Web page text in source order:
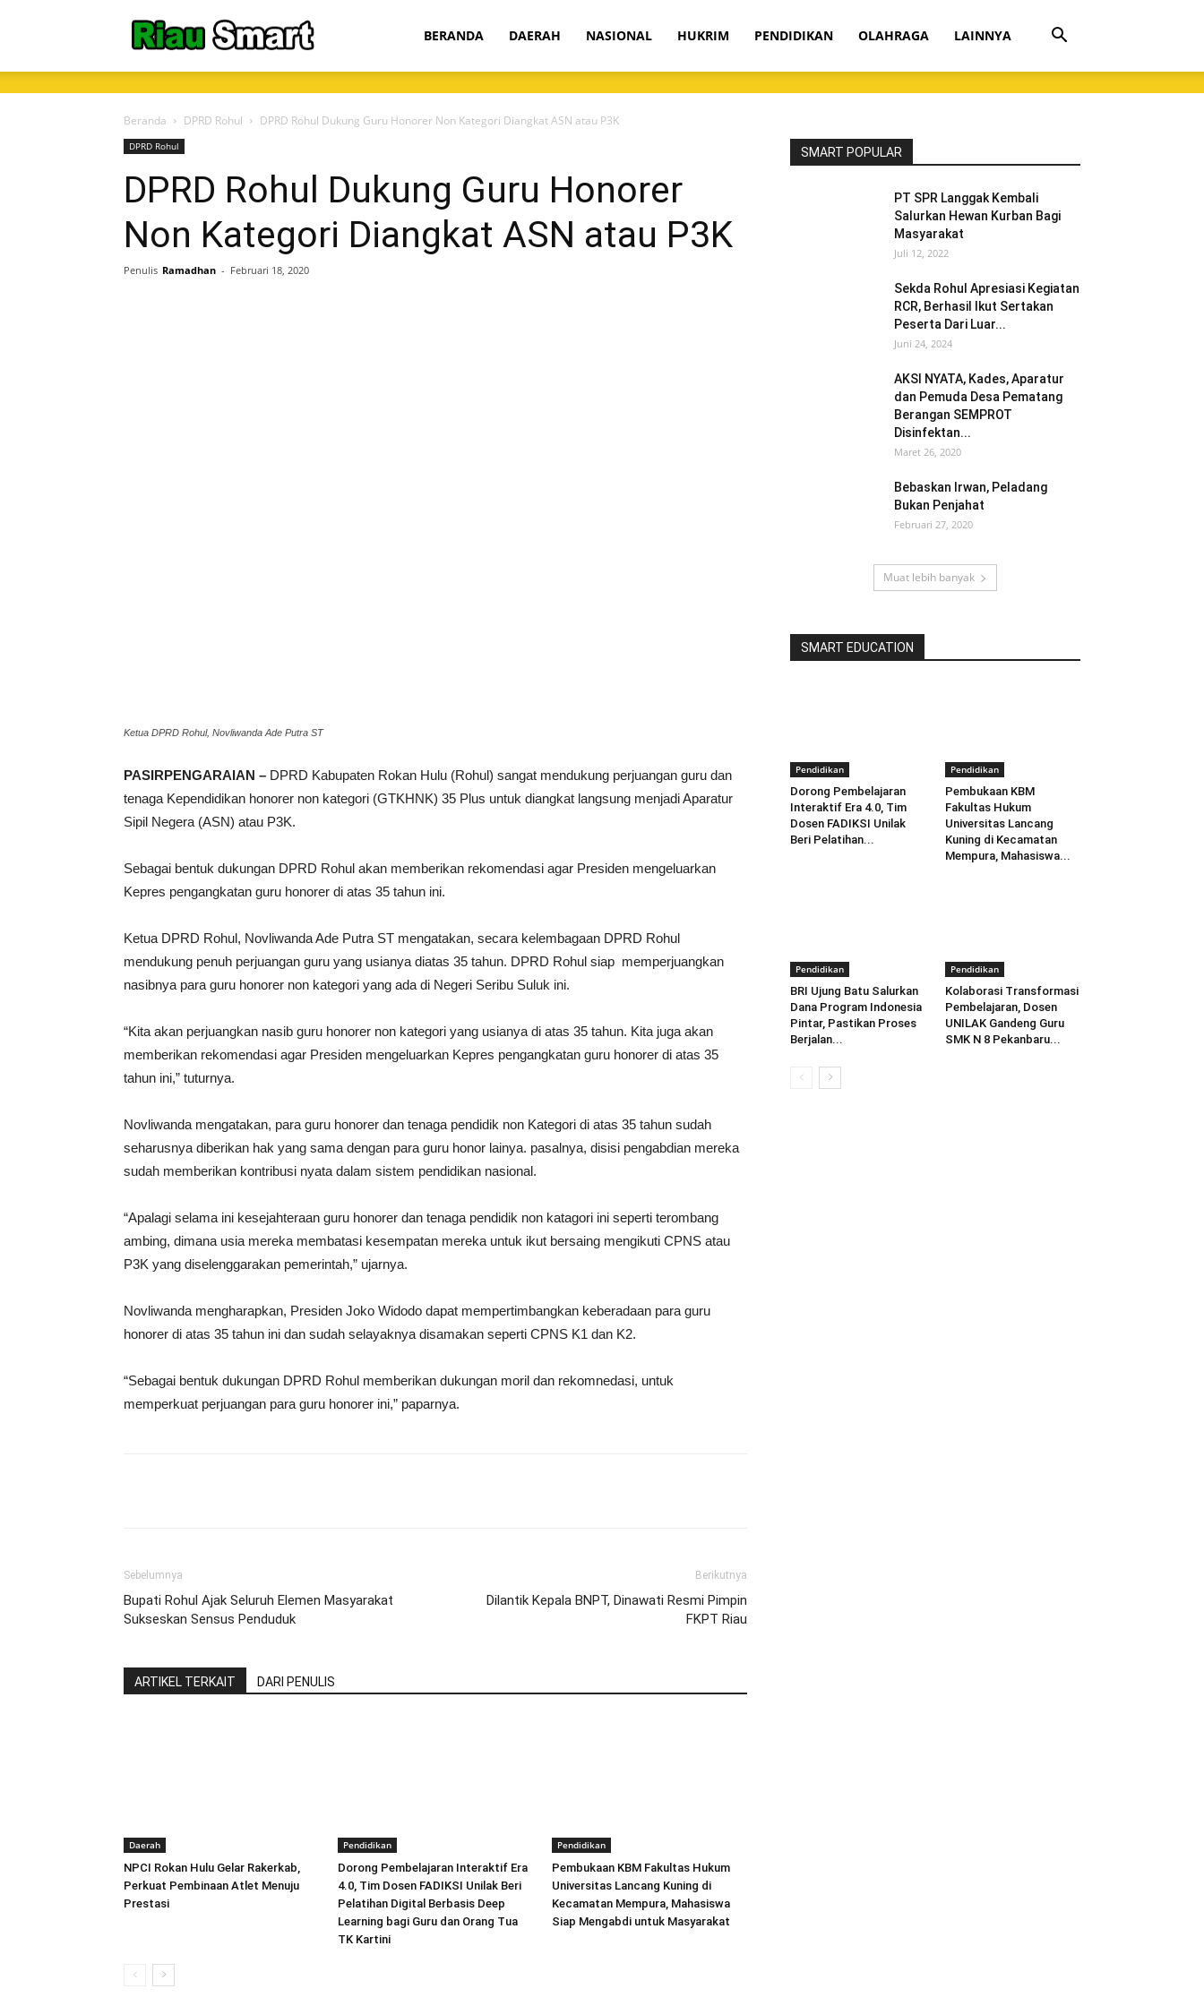
BERANDA DAERAH NASIONAL HUKRIM PENDIDIKAN OLAHRAGA LAINNYA
Beranda DPRD Rohul DPRD Rohul Dukung Guru Honorer Non Kategori Diangkat ASN atau P3K
DPRD Rohul
DPRD Rohul Dukung Guru Honorer
Non Kategori Diangkat ASN atau P3K
Penulis Ramadhan - Februari 18, 2020
Ketua DPRD Rohul, Novliwanda Ade Putra ST
PASIRPENGARAIAN – DPRD Kabupaten Rokan Hulu (Rohul) sangat mendukung perjuangan guru dan
tenaga Kependidikan honorer non kategori (GTKHNK) 35 Plus untuk diangkat langsung menjadi Aparatur
Sipil Negera (ASN) atau P3K.
Sebagai bentuk dukungan DPRD Rohul akan memberikan rekomendasi agar Presiden mengeluarkan
Kepres pengangkatan guru honorer di atas 35 tahun ini.
Ketua DPRD Rohul, Novliwanda Ade Putra ST mengatakan, secara kelembagaan DPRD Rohul
mendukung penuh perjuangan guru yang usianya diatas 35 tahun. DPRD Rohul siap memperjuangkan
nasibnya para guru honorer non kategori yang ada di Negeri Seribu Suluk ini.
“Kita akan perjuangkan nasib guru honorer non kategori yang usianya di atas 35 tahun. Kita juga akan
memberikan rekomendasi agar Presiden mengeluarkan Kepres pengangkatan guru honorer di atas 35
tahun ini,” tuturnya.
Novliwanda mengatakan, para guru honorer dan tenaga pendidik non Kategori di atas 35 tahun sudah
seharusnya diberikan hak yang sama dengan para guru honor lainya. pasalnya, disisi pengabdian mereka
sudah memberikan kontribusi nyata dalam sistem pendidikan nasional.
“Apalagi selama ini kesejahteraan guru honorer dan tenaga pendidik non katagori ini seperti terombang
ambing, dimana usia mereka membatasi kesempatan mereka untuk ikut bersaing mengikuti CPNS atau
P3K yang diselenggarakan pemerintah,” ujarnya.
Novliwanda mengharapkan, Presiden Joko Widodo dapat mempertimbangkan keberadaan para guru
honorer di atas 35 tahun ini dan sudah selayaknya disamakan seperti CPNS K1 dan K2.
“Sebagai bentuk dukungan DPRD Rohul memberikan dukungan moril dan rekomnedasi, untuk
memperkuat perjuangan para guru honorer ini,” paparnya.
Sebelumnya
Bupati Rohul Ajak Seluruh Elemen Masyarakat
Sukseskan Sensus Penduduk
Berikutnya
Dilantik Kepala BNPT, Dinawati Resmi Pimpin
FKPT Riau
ARTIKEL TERKAIT DARI PENULIS
Daerah
NPCI Rokan Hulu Gelar Rakerkab,
Perkuat Pembinaan Atlet Menuju
Prestasi
Pendidikan
Dorong Pembelajaran Interaktif Era
4.0, Tim Dosen FADIKSI Unilak Beri
Pelatihan Digital Berbasis Deep
Learning bagi Guru dan Orang Tua
TK Kartini
Pendidikan
Pembukaan KBM Fakultas Hukum
Universitas Lancang Kuning di
Kecamatan Mempura, Mahasiswa
Siap Mengabdi untuk Masyarakat
SMART POPULAR
PT SPR Langgak Kembali
Salurkan Hewan Kurban Bagi
Masyarakat
Juli 12, 2022
Sekda Rohul Apresiasi Kegiatan
RCR, Berhasil Ikut Sertakan
Peserta Dari Luar...
Juni 24, 2024
AKSI NYATA, Kades, Aparatur
dan Pemuda Desa Pematang
Berangan SEMPROT
Disinfektan...
Maret 26, 2020
Bebaskan Irwan, Peladang
Bukan Penjahat
Februari 27, 2020
Muat lebih banyak
SMART EDUCATION
Pendidikan
Dorong Pembelajaran
Interaktif Era 4.0, Tim
Dosen FADIKSI Unilak
Beri Pelatihan...
Pendidikan
Pembukaan KBM
Fakultas Hukum
Universitas Lancang
Kuning di Kecamatan
Mempura, Mahasiswa...
Pendidikan
BRI Ujung Batu Salurkan
Dana Program Indonesia
Pintar, Pastikan Proses
Berjalan...
Pendidikan
Kolaborasi Transformasi
Pembelajaran, Dosen
UNILAK Gandeng Guru
SMK N 8 Pekanbaru...